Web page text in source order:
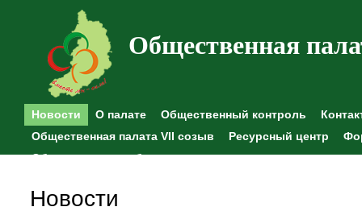
Общественная
Новости О палате Общественный контроль
Общественная палата VII созыв
Ресурсный центр
Общественные наблюдения
Новости